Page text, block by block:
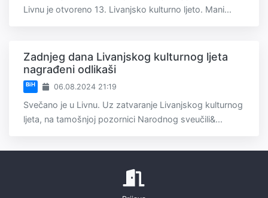
Livnu je otvoreno 13. Livanjsko kulturno ljeto. Mani...
Zadnjeg dana Livanjskog kulturnog ljeta
nagrađeni odlikaši
BiH 06.08.2024 21:19
Svečano je u Livnu. Uz zatvaranje Livanjskog kulturnog
ljeta, na tamošnjoj pozornici Narodnog sveučili&...